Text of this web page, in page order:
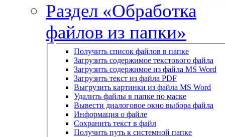
Раздел «Обработка
файлов из папки»
Получить список файлов в папке
Загрузить содержимое текстового файла
Загрузить содержимое из файла MS Word
Загрузить текст из файла PDF
Выгрузить картинки из файла MS Word
Удалить файлы в папке по маске
Вывести диалоговое окно выбора файла
Информация о файле
Сохранить текст в файл
Получить путь к системной папке